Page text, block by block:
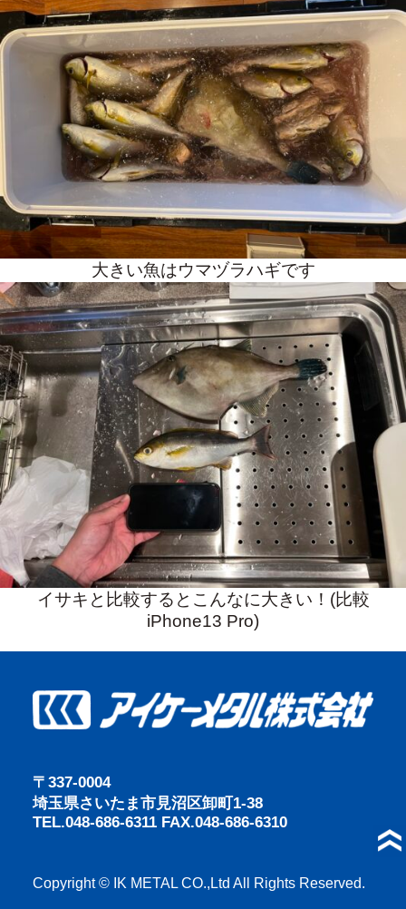
大きい魚はウマヅラハギです
イサキと比較するとこんなに大きい！(比較
iPhone13 Pro)
〒337-0004
埼玉県さいたま市見沼区卸町1-38
TEL.048-686-6311 FAX.048-686-6310
Copyright © IK METAL CO.,Ltd All Rights Reserved.